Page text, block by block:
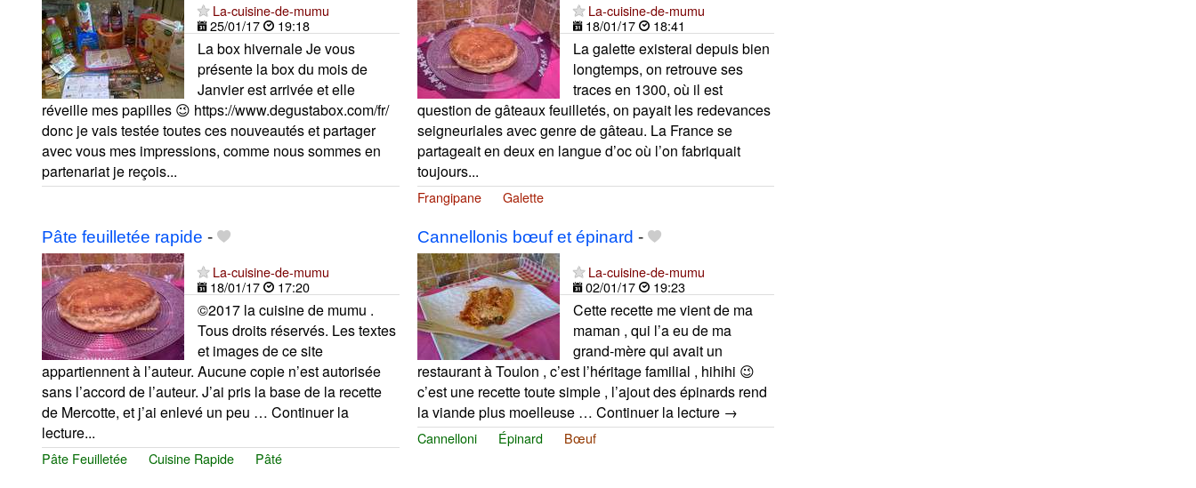
La-cuisine-de-mumu
25/01/17
19:18
La box hivernale Je vous
présente la box du mois de
Janvier est arrivée et elle
réveille mes papilles 😉 https://www.degustabox.com/fr/
donc je vais testée toutes ces nouveautés et partager
avec vous mes impressions, comme nous sommes en
partenariat je reçois...
La-cuisine-de-mumu
18/01/17
18:41
La galette existerai depuis bien
longtemps, on retrouve ses
traces en 1300, où il est
question de gâteaux feuilletés, on payait les redevances
seigneuriales avec genre de gâteau. La France se
partageait en deux en langue d’oc où l’on fabriquait
toujours...
Frangipane Galette
Pâte feuilletée rapide -
La-cuisine-de-mumu
18/01/17
17:20
©2017 la cuisine de mumu .
Tous droits réservés. Les textes
et images de ce site
appartiennent à l’auteur. Aucune copie n’est autorisée
sans l’accord de l’auteur. J’ai pris la base de la recette
de Mercotte, et j’ai enlevé un peu … Continuer la
lecture...
Pâte Feuilletée Cuisine Rapide Pâté
Cannellonis bœuf et épinard -
La-cuisine-de-mumu
02/01/17
19:23
Cette recette me vient de ma
maman , qui l’a eu de ma
grand-mère qui avait un
restaurant à Toulon , c’est l’héritage familial , hihihi 😉
c’est une recette toute simple , l’ajout des épinards rend
la viande plus moelleuse … Continuer la lecture →
Cannelloni Épinard Bœuf